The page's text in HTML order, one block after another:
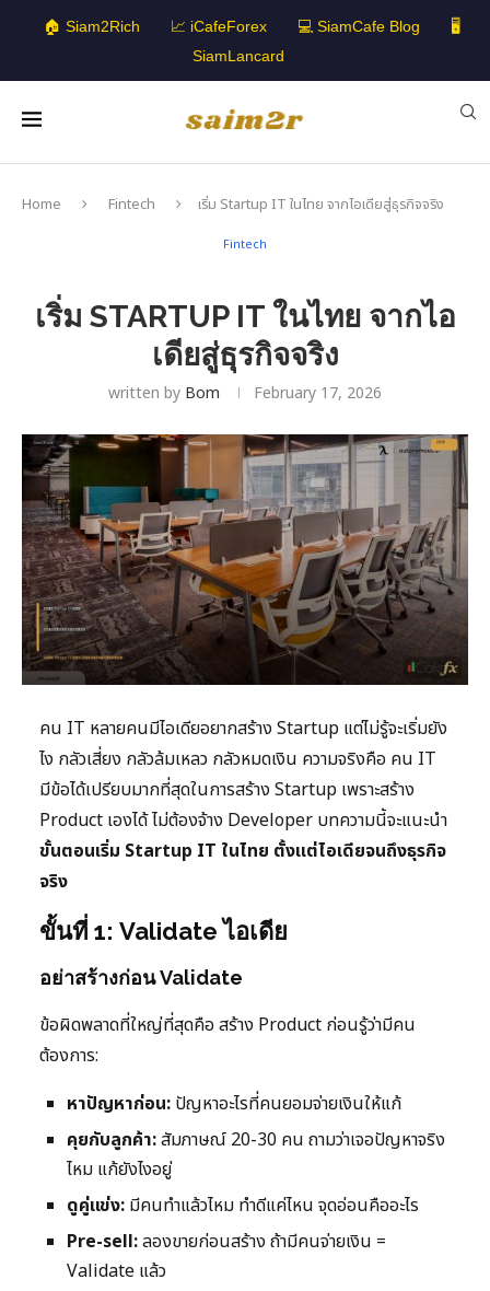
🏠 Siam2Rich 📈 iCafeForex 💻 SiamCafe Blog
🖥️
SiamLancard
Home Fintech เริ่ม Startup IT ในไทย จากไอเดียสู่ธุรกิจจริง
Fintech
เริ่ม STARTUP IT ในไทย จากไอ
เดียสู่ธุรกิจจริง
written by Bom February 17, 2026
คน IT หลายคนมีไอเดียอยากสร้าง Startup แต่ไม่รู้จะเริ่มยัง
ไง กลัวเสี่ยง กลัวล้มเหลว กลัวหมดเงิน ความจริงคือ คน IT
มีข้อได้เปรียบมากที่สุดในการสร้าง Startup เพราะสร้าง
Product เองได้ ไม่ต้องจ้าง Developer บทความนี้จะแนะนำ
ขั้นตอนเริ่ม Startup IT ในไทย ตั้งแต่ไอเดียจนถึงธุรกิจ
จริง
ขั้นที่ 1: Validate ไอเดีย
อย่าสร้างก่อน Validate
ข้อผิดพลาดที่ใหญ่ที่สุดคือ สร้าง Product ก่อนรู้ว่ามีคน
ต้องการ:
หาปัญหาก่อน: ปัญหาอะไรที่คนยอมจ่ายเงินให้แก้
คุยกับลูกค้า:สัมภาษณ์ 20-30 คน ถามว่าเจอปัญหาจริง
ไหม แก้ยังไงอยู่
ดูคู่แข่ง: มีคนทำแล้วไหม ทำดีแค่ไหน จุดอ่อนคืออะไร
Pre-sell:ลองขายก่อนสร้าง ถ้ามีคนจ่ายเงิน =
Validate แล้ว